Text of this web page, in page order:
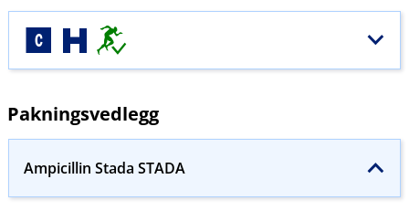
Pakningsvedlegg
Ampicillin Stada STADA